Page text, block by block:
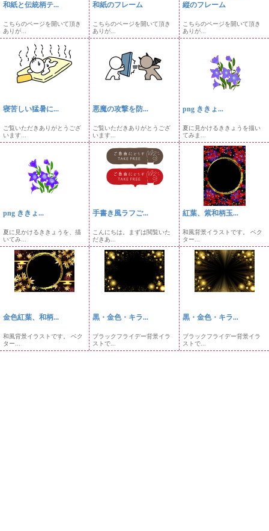
和紙と伝統柄テ...
こちらのページを開いて頂き
ありが...
和紙のフレーム
こちらのページを開いて頂き
ありが...
縦のフレーム
こちらのページを開いて頂き
ありが...
寝苦しい猛暑に...
ご覧いただきありがとうござ
います...
悪魔の攻撃を防...
ご覧いただきありがとうござ
います...
png ききょ...
夏に見かけるききょうを描い
てみま...
png ききょ...
夏に見かけるききょうを、描
いてみ...
手書き風ラフご...
こんにちは。まずは閲覧いた
だきあ...
紅葉、紫和柄玉...
和風背景イラストです。 ベク
ター...
金色紅葉、和柄...
和風背景イラストです。 ベク
ター...
黒・金色・キラ...
ブラックフライデー背景イラ
ストで...
黒・金色・キラ...
ブラックフライデー背景イラ
ストで...